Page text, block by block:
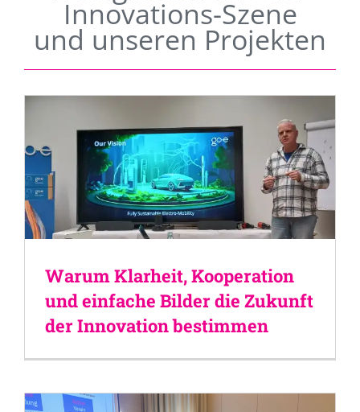
Innovations-Szene
und unseren Projekten
Warum Klarheit, Kooperation
und einfache Bilder die Zukunft
der Innovation bestimmen